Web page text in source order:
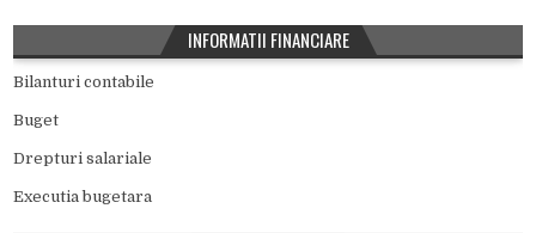
INFORMATII FINANCIARE
Bilanturi contabile
Buget
Drepturi salariale
Executia bugetara